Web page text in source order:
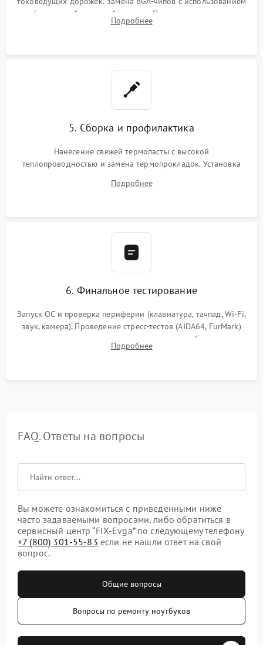
инфракрасной паяльной станции. Прошивка микросхемы
BIOS или замена поврежденных портов USB
Подробнее
5. Сборка и профилактика
Нанесение свежей термопасты с высокой
теплопроводностью и замена термопрокладок. Установка
шлейфов, модулей памяти и накопителей. Предварительная
Подробнее
6. Финальное тестирование
Запуск ОС и проверка периферии (клавиатура, тачпад, Wi-Fi,
звук, камера). Проведение стресс-тестов (AIDA64, FurMark)
для контроля температурного режима и стабильности
системы под пиковой нагрузкой.
Подробнее
FAQ. Ответы на вопросы
Вы можете ознакомиться с приведенными ниже
часто задаваемыми вопросами, либо обратиться в
сервисный центр “FIX-Evga” по следующему телефону
+7 (800) 301-55-83 если не нашли ответ на свой
вопрос.
Общие вопросы
Вопросы по ремонту ноутбуков